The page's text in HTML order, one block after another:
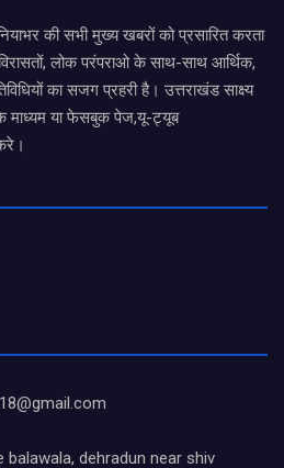
की सभी मुख्य खबरों को प्रसारित करता
लोक परंपराओ के साथ-साथ आर्थिक,
का सजग प्रहरी है। उत्तराखंड साक्ष्य
माध्यम या फेसबुक पेज,यू-ट्यूब
dehradun near shiv